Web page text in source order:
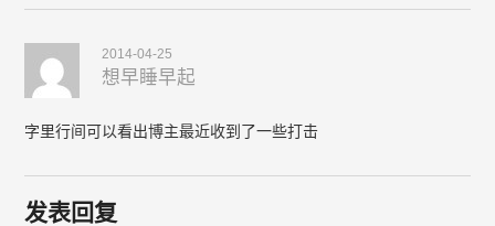
2014-04-25
想早睡早起
字里行间可以看出博主最近收到了一些打击
发表回复